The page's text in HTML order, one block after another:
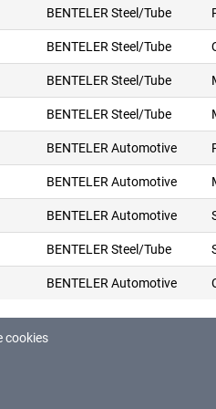
BENTELER Steel/Tube
BENTELER Steel/Tube
BENTELER Steel/Tube
BENTELER Steel/Tube
BENTELER Automotive
BENTELER Automotive
BENTELER Automotive
BENTELER Steel/Tube
BENTELER Automotive
cookies